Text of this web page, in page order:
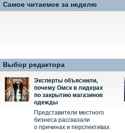
Самое читаемое за неделю
Выбор редактора
Эксперты объяснили,
почему Омск в лидерах
по закрытию магазинов
одежды
Представители местного
бизнеса рассказали
о причинах и перспективах.